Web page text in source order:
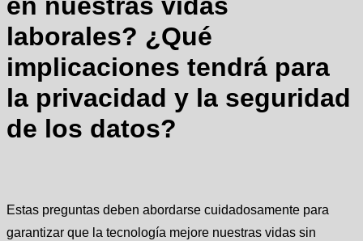
laborales? ¿Qué
implicaciones tendrá para
la privacidad y la seguridad
de los datos?
Estas preguntas deben abordarse cuidadosamente para
garantizar que la tecnología mejore nuestras vidas sin